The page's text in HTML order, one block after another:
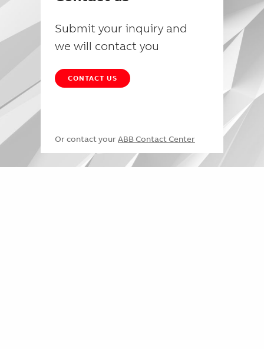
Submit your inquiry and
we will contact you
CONTACT US
Or contact your ABB Contact Center